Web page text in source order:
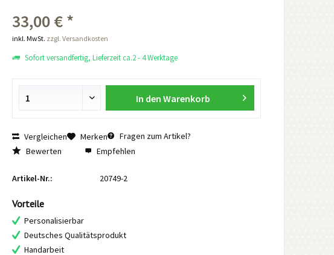
33,00 € *
inkl. MwSt. zzgl. Versandkosten
Sofort versandfertig, Lieferzeit ca.2 - 4 Werktage
In den Warenkorb
Vergleichen Merken
Fragen zum Artikel?
Bewerten
Empfehlen
Artikel-Nr.: 20749-2
Vorteile
Personalisierbar
Deutsches Qualitätsprodukt
Handarbeit